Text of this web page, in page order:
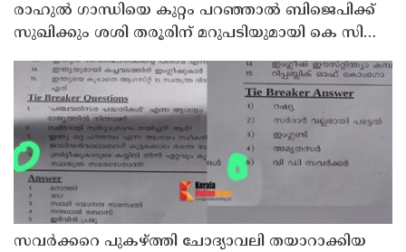
രാഹുല്‍ ഗാന്ധിയെ കുറ്റം പറഞ്ഞാല്‍ ബിജെപിക്ക്
സുഖിക്കും ശശി തരൂരിന് മറുപടിയുമായി കെ സി
സവര്‍ക്കറെ പുകഴ്ത്തി ചോദ്യാവലി തയാറാക്കിയ